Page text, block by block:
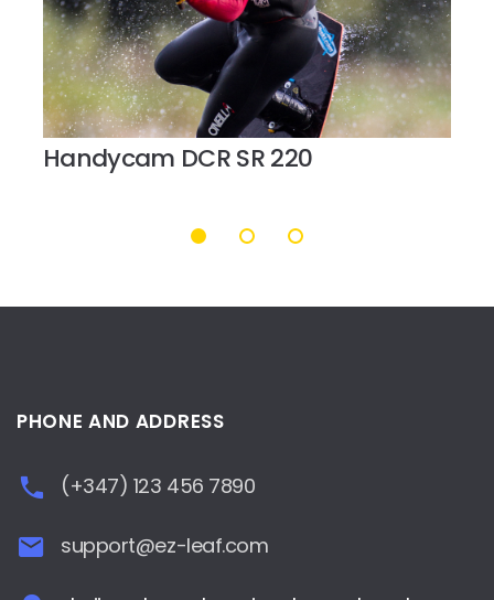
Handycam DCR SR 220
PHONE AND ADDRESS
(+347) 123 456 7890
support@ez-leaf.com